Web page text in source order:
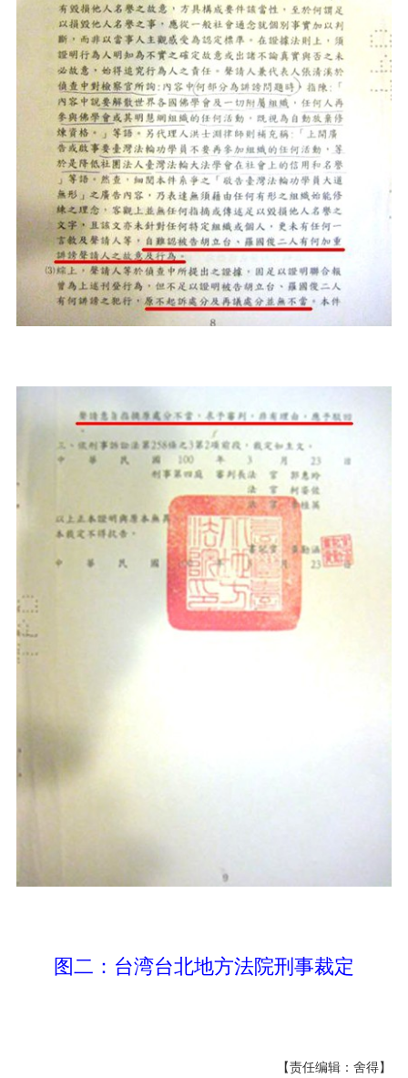
图二：台湾台北地方法院刑事裁定
【责任编辑：舍得】